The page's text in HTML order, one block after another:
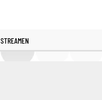
STREAMEN